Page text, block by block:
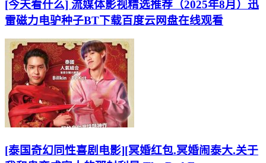
[今天看什么] 流媒体影视精选推荐（2025年8月）迅
雷磁力电驴种子BT下载百度云网盘在线观看
[泰国奇幻同性喜剧电影][冥婚红包.冥婚闹泰大.关于